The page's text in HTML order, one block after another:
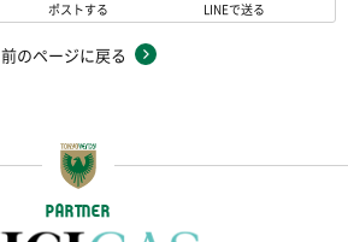
ポストする LINEで送る
前のページに戻る
PARTNER